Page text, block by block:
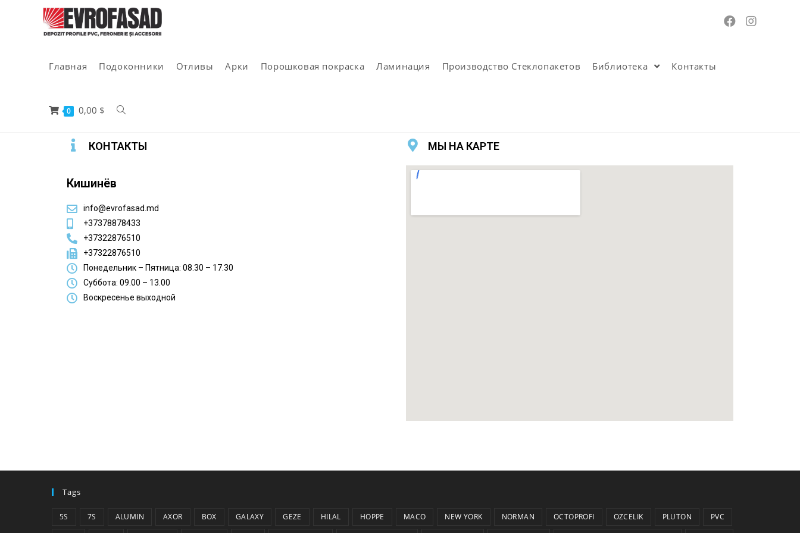
Главная Подоконники Отливы Арки Порошковая покраска Ламинация Производство Стеклопакетов Библиотека Контакты
0 0,00 $
КОНТАКТЫ
Кишинёв
info@evrofasad.md
+37378878433
+37322876510
+37322876510
Понедельник – Пятница: 08.30 – 17.30
Суббота: 09.00 – 13.00
Воскресенье выходной
МЫ НА КАРТЕ
Tags
5S 7S ALUMIN AXOR BOX GALAXY GEZE HILAL HOPPE MACO NEW YORK NORMAN OCTOPROFI OZCELIK PLUTON PVC